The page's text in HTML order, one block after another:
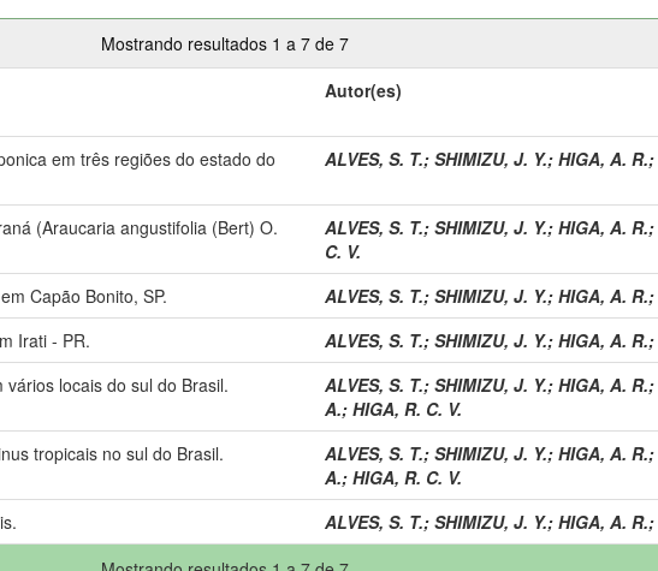
Mostrando resultados 1 a 7 de 7
Autor(es)
em três regiões do estado do
ALVES, S. T.; SHIMIZU, J. Y.; HIGA, A. R.;
(Araucaria angustifolia (Bert) O.
ALVES, S. T.; SHIMIZU, J. Y.; HIGA, A. R.;
C. V.
Capão Bonito, SP. ALVES, S. T.; SHIMIZU, J. Y.; HIGA, A. R.;
Irati - PR. ALVES, S. T.; SHIMIZU, J. Y.; HIGA, A. R.;
locais do sul do Brasil. ALVES, S. T.; SHIMIZU, J. Y.; HIGA, A. R.;
A.; HIGA, R. C. V.
tropicais no sul do Brasil. ALVES, S. T.; SHIMIZU, J. Y.; HIGA, A. R.;
A.; HIGA, R. C. V.
ALVES, S. T.; SHIMIZU, J. Y.; HIGA, A. R.;